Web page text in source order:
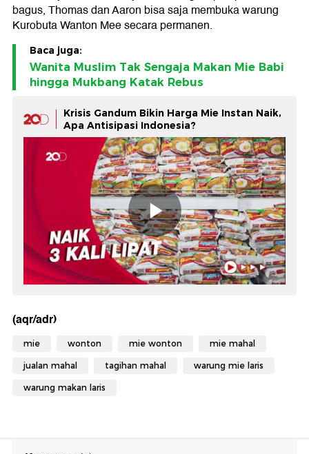
bagus, Thomas dan Aaron bisa saja membuka warung
Kurobuta Wanton Mee secara permanen.
Baca juga:
Wanita Muslim Tak Sengaja Makan Mie Babi
hingga Mukbang Katak Rebus
Krisis Gandum Bikin Harga Mie Instan Naik,
Apa Antisipasi Indonesia?
(aqr/adr)
mie wonton mie wonton mie mahal
jualan mahal tagihan mahal warung mie laris
warung makan laris